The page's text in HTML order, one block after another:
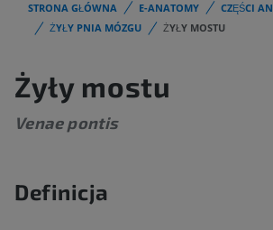
STRONA GŁÓWNA E-ANATOMY CZĘŚCI
ŻYŁY PNIA MÓZGU
ŻYŁY MOSTU
Żyły mostu
Venae pontis
Definicja